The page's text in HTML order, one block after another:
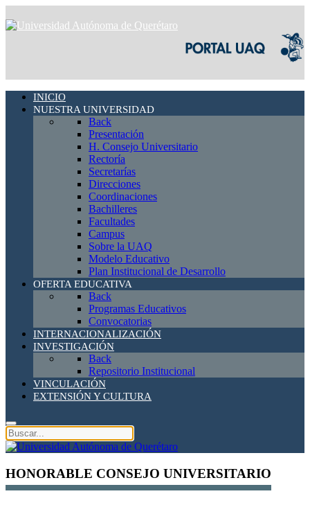
INICIO
NUESTRA UNIVERSIDAD
Back
Presentación
H. Consejo Universitario
Rectoría
Secretarías
Direcciones
Coordinaciones
Bachilleres
Facultades
Campus
Sobre la UAQ
Modelo Educativo
Plan Institucional de Desarrollo
OFERTA EDUCATIVA
Back
Programas Educativos
Convocatorias
INTERNACIONALIZACIÓN
INVESTIGACIÓN
Back
Repositorio Institucional
VINCULACIÓN
EXTENSIÓN Y CULTURA
HONORABLE CONSEJO UNIVERSITARIO